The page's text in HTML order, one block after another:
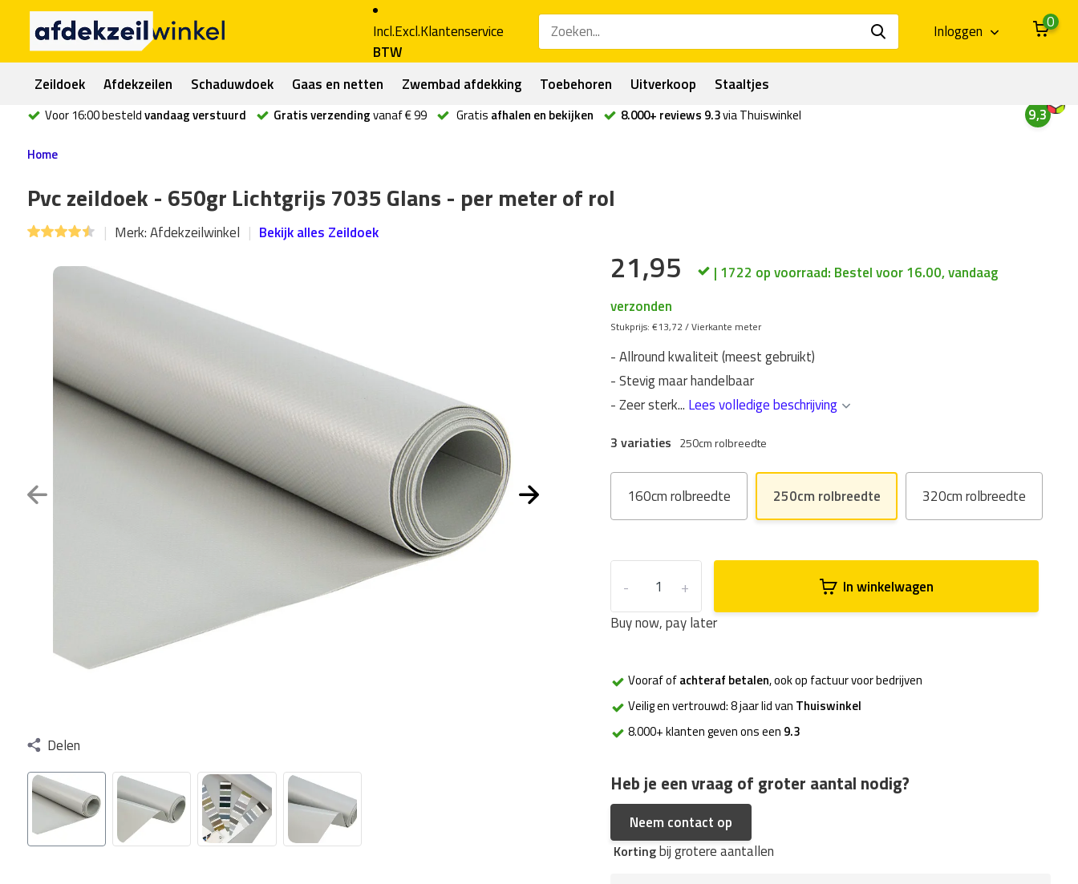
Incl.Excl.
BTW
Klantenservice Inloggen 0
Zeildoek Afdekzeilen Schaduwdoek Gaas en netten Zwembad afdekking Toebehoren Uitverkoop Staaltjes
Voor 16:00 besteldvandaag verstuurd Gratis verzendingvanaf € 99 Gratis afhalen en bekijken 8.000+ reviews 9.3via Thuiswinkel 9,3
Home
Pvc zeildoek - 650gr Lichtgrijs 7035 Glans - per meter of rol
Merk:Afdekzeilwinkel Bekijk alles Zeildoek
Delen
21,95
| 1722 op voorraad: Bestel voor 16.00, vandaag
verzonden
Stukprijs:€13,72/Vierkante meter
- Allround kwaliteit (meest gebruikt)
- Stevig maar handelbaar
- Zeer sterk... Lees volledige beschrijving
3 variaties 250cm rolbreedte
160cm rolbreedte 250cm rolbreedte 320cm rolbreedte
+
-
In winkelwagen
Buy now, pay later
Vooraf ofachteraf betalen, ook op factuur voor bedrijven
Veilig en vertrouwd: 8 jaar lid van Thuiswinkel
8.000+ klanten geven ons een 9.3
Heb je een vraag of groter aantal nodig?
Neem contact op
Kortingbij grotere aantallen